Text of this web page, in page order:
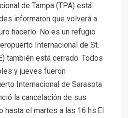
de Tampa (TPA) está
informaron que volverá a
hacerlo. No es un refugio
Internacional de St.
también está cerrado. Todos
y jueves fueron
Internacional de Sarasota
la cancelación de sus
hasta el martes a las 16 hs.El